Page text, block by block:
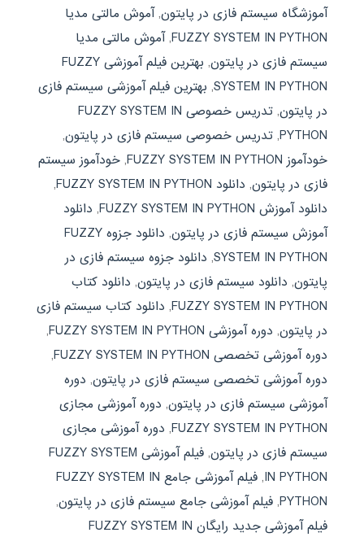
آموزشگاه سیستم فازی در پایتون,آموش مالتی مدیا
FUZZY SYSTEM IN PYTHON
,آموش مالتی مدیا
سیستم فازی در پایتون,
بهترین فیلم آموزشی FUZZY
SYSTEM IN PYTHON
, بهترین فیلم آموزشی سیستم فازی
در پایتون,
تدریس خصوصی FUZZY SYSTEM IN
PYTHON
, تدریس خصوصی سیستم فازی در پایتون,
خودآموز FUZZY SYSTEM IN PYTHON
, خودآموز سیستم
فازی در پایتون, دانلود FUZZY SYSTEM IN PYTHON
,
دانلود آموزش FUZZY SYSTEM IN PYTHON
, دانلود
آموزش سیستم فازی در پایتون,
دانلود جزوه FUZZY
SYSTEM IN PYTHON
, دانلود جزوه سیستم فازی در
پایتون, دانلود سیستم فازی در پایتون, دانلود کتاب
FUZZY SYSTEM IN PYTHON
, دانلود کتاب سیستم فازی
در پایتون, دوره آموزشی FUZZY SYSTEM IN PYTHON
,
دوره آموزشی تخصصی FUZZY SYSTEM IN PYTHON
,
دوره آموزشی تخصصی سیستم فازی در پایتون, دوره
آموزشی سیستم فازی در پایتون, دوره آموزشی مجازی
FUZZY SYSTEM IN PYTHON
, دوره آموزشی مجازی
سیستم فازی در پایتون,
فیلم آموزشی FUZZY SYSTEM
IN PYTHON
,
فیلم آموزشی جامع FUZZY SYSTEM IN
PYTHON
, فیلم آموزشی جامع سیستم فازی در پایتون,
فیلم آموزشی جدید رایگان FUZZY SYSTEM IN